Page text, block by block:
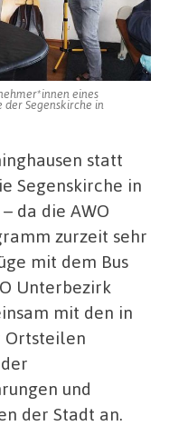
eines
der Segenskirche in
statt
Segenskirche in
da die AWO
zurzeit sehr
mit dem Bus
Unterbezirk
mit den in
Ortsteilen
und
der Stadt an.